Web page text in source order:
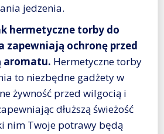
jedzenia.
hermetyczne torby do
zapewniają ochronę przed
aromatu. Hermetyczne torby
to niezbędne gadżety w
żywność przed wilgocią i
dłuższą świeżość
nim Twoje potrawy będą